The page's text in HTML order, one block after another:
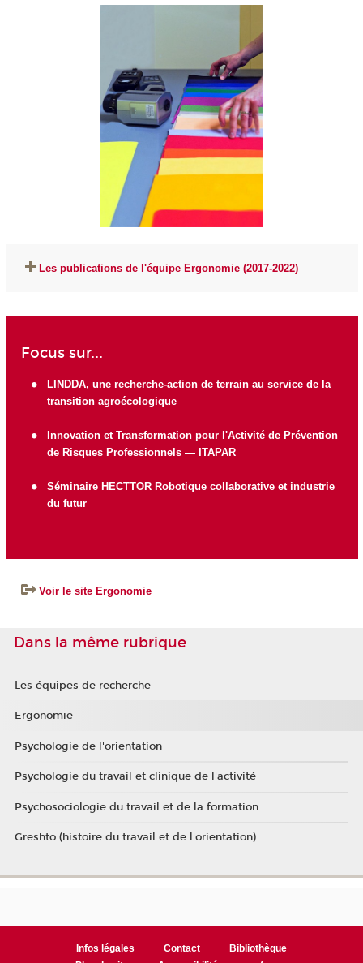
Les publications de l'équipe Ergonomie (2017-2022)
Focus sur...
LINDDA, une recherche-action de terrain au service de la
transition agroécologique
Innovation et Transformation pour l'Activité de Prévention
de Risques Professionnels — ITAPAR
Séminaire HECTTOR Robotique collaborative et industrie
du futur
Voir le site Ergonomie
Dans la même rubrique
Les équipes de recherche
Ergonomie
Psychologie de l'orientation
Psychologie du travail et clinique de l'activité
Psychosociologie du travail et de la formation
Greshto (histoire du travail et de l'orientation)
Infos légales Contact
Bibliothèque